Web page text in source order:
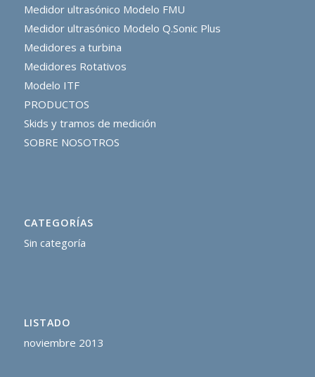
Medidor ultrasónico Modelo FMU
Medidor ultrasónico Modelo Q.Sonic Plus
Medidores a turbina
Medidores Rotativos
Modelo ITF
PRODUCTOS
Skids y tramos de medición
SOBRE NOSOTROS
CATEGORÍAS
Sin categoría
LISTADO
noviembre 2013